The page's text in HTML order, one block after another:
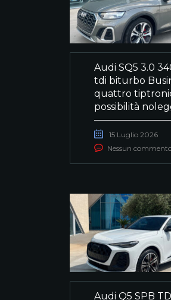
Audi SQ5 3.0
tdi biturbo
quattro
possibilità
15 Luglio 2026
Nessun
Audi Q5 SPB